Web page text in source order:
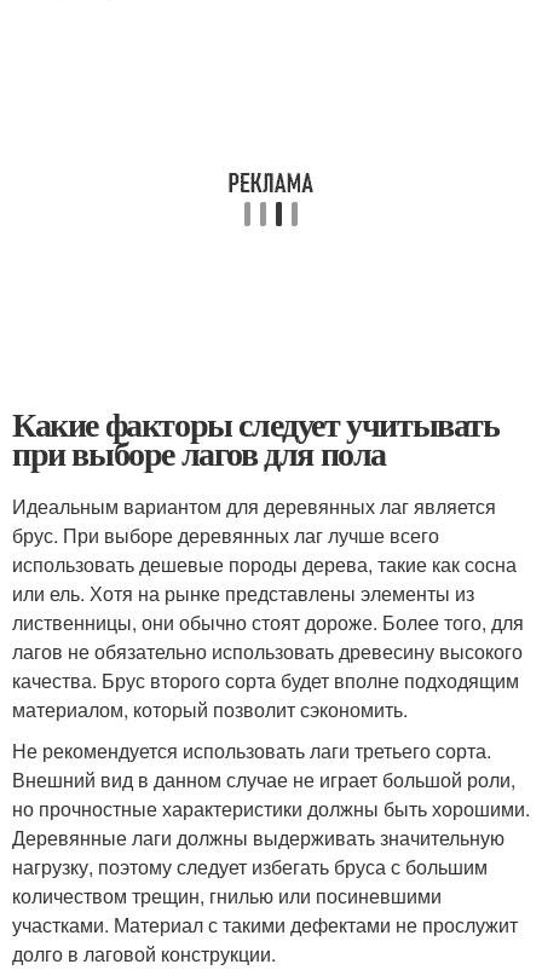
Какие факторы следует учитывать
при выборе лагов для пола
Идеальным вариантом для деревянных лаг является
брус. При выборе деревянных лаг лучше всего
использовать дешевые породы дерева, такие как сосна
или ель. Хотя на рынке представлены элементы из
лиственницы, они обычно стоят дороже. Более того, для
лагов не обязательно использовать древесину высокого
качества. Брус второго сорта будет вполне подходящим
материалом, который позволит сэкономить.
Не рекомендуется использовать лаги третьего сорта.
Внешний вид в данном случае не играет большой роли,
но прочностные характеристики должны быть хорошими.
Деревянные лаги должны выдерживать значительную
нагрузку, поэтому следует избегать бруса с большим
количеством трещин, гнилью или посиневшими
участками. Материал с такими дефектами не прослужит
долго в лаговой конструкции.